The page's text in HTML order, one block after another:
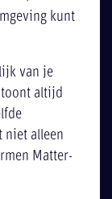
kunt
van je
toont altijd
niet alleen
Matter-